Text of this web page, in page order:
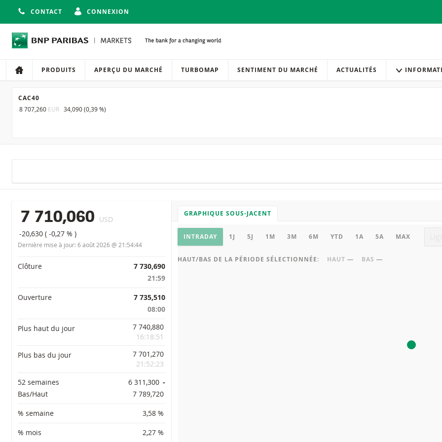
CONTACT CONNEXION
Navigation
Navigation sur le site
PRODUITS APERÇU DU MARCHÉ TURBOMAP SENTIMENT DU MARCHÉ ACTUALITÉS
CAC40
8 707,260 EUR 34,090(0,39 %)
7 710,060 USD
-20,630 (-0,27 % )
Dernière mise à jour: 6 août 2026 @ 21:54:44
Informations importantes
Clôture
7 730,690
21:59
Ouverture
7 735,510
08:00
Plus haut du jour
7 740,880
16:18:51
Plus bas du jour
7 701,270
21:52:23
52 semaines
Bas/Haut
6 311,300 -
7 789,720
% semaine 3,58 %
% mois 2,27 %
GRAPHIQUE SOUS-JACENT
Graphique sous-jacent
PARAMÈTRES DU GRAPHIQUE
INTRADAY
1J 5J 1M 3M 6M YTD 1A 5A MAX
HAUT/BAS DE LA PÉRIODE SÉLECTIONNÉE: HAUT ― BAS ―